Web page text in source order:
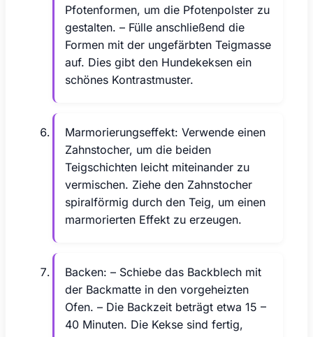
Pfotenformen, um die Pfotenpolster zu
gestalten. – Fülle anschließend die
Formen mit der ungefärbten Teigmasse
auf. Dies gibt den Hundekeksen ein
schönes Kontrastmuster.
Marmorierungseffekt: Verwende einen
Zahnstocher, um die beiden
Teigschichten leicht miteinander zu
vermischen. Ziehe den Zahnstocher
spiralförmig durch den Teig, um einen
marmorierten Effekt zu erzeugen.
Backen: – Schiebe das Backblech mit
der Backmatte in den vorgeheizten
Ofen. – Die Backzeit beträgt etwa 15 –
40 Minuten. Die Kekse sind fertig,